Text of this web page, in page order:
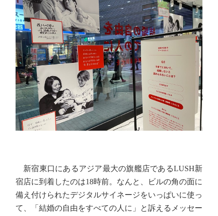
新宿東口にあるアジア最大の旗艦店であるLUSH新
宿店に到着したのは18時前。なんと、ビルの角の面に
備え付けられたデジタルサイネージをいっぱいに使っ
て、「結婚の自由をすべての人に」と訴えるメッセー